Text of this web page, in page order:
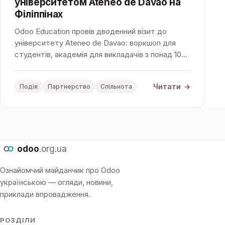
університетом Ateneo de Davao на
Філіппінах
Odoo Education провів дводенний візит до
університету Ateneo de Davao: воркшоп для
студентів, академія для викладачів з понад 10
Подія Партнерство Спільнота Читати →
odoo.org.ua
Ознайомчий майданчик про Odoo
українською — огляди, новини,
приклади впровадження.
РОЗДІЛИ